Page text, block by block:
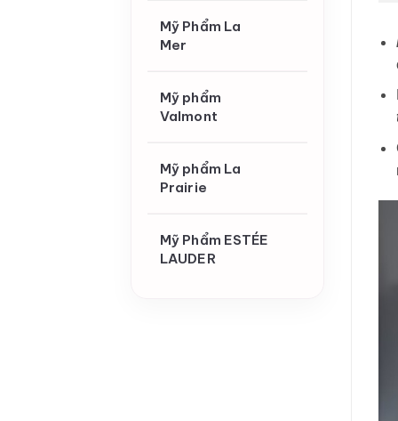
Mỹ Phẩm La
Mer
Mỹ phẩm
Valmont
Mỹ phẩm La
Prairie
Mỹ Phẩm ESTÉE
LAUDER